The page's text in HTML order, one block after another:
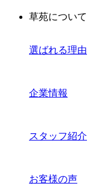
草苑について
選ばれる理由
企業情報
スタッフ紹介
お客様の声